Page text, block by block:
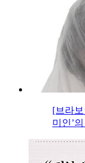
[브라
미인’